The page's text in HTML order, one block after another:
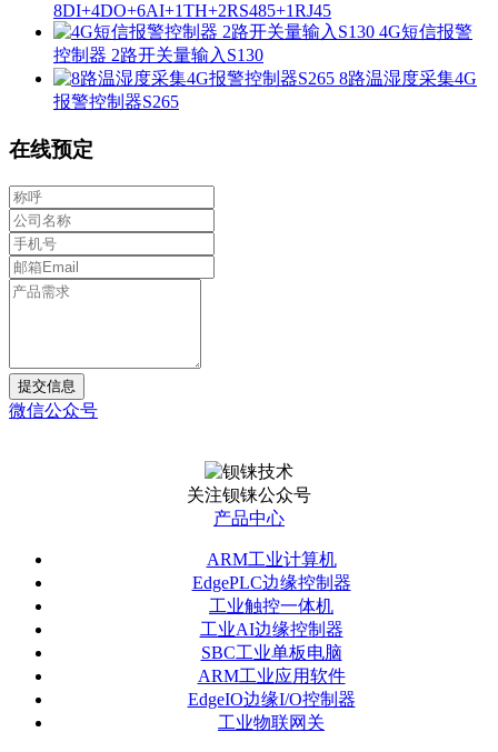
8DI+4DO+6AI+1TH+2RS485+1RJ45
4G短信报警
控制器 2路开关量输入S130
8路温湿度采集4G
报警控制器S265
在线预定
提交信息
微信公众号
关注钡铼公众号
产品中心
ARM工业计算机
EdgePLC边缘控制器
工业触控一体机
工业AI边缘控制器
SBC工业单板电脑
ARM工业应用软件
EdgeIO边缘I/O控制器
工业物联网关